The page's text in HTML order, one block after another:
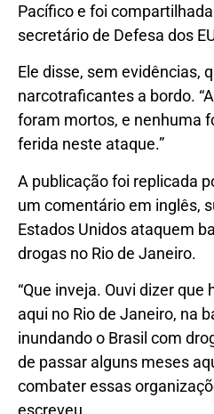
Pacífico e foi
secretário de Defesa dos
Ele disse, sem evidências,
narcotraficantes a bordo.
foram mortos, e nenhuma
ferida neste ataque.”
A publicação foi replicada
um comentário em inglês,
Estados Unidos ataquem
drogas no Rio de Janeiro.
“Que inveja. Ouvi dizer
aqui no Rio de Janeiro, na
inundando o Brasil com
de passar alguns meses
combater essas
escreveu.